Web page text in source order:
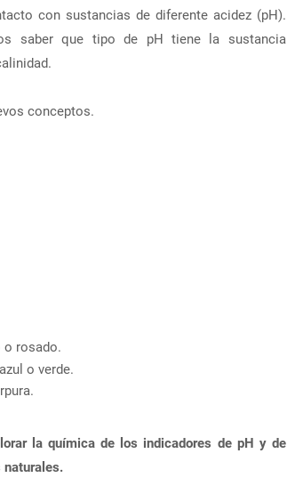
con sustancias de diferente acidez (pH).
saber que tipo de pH tiene la sustancia
conceptos.
o rosado.
o verde.
la química de los indicadores de pH y de
naturales.